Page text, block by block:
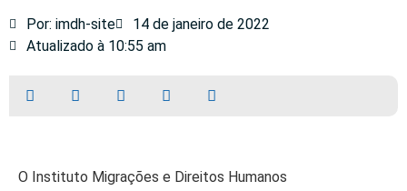
Por: imdh-site
14 de janeiro de 2022
Atualizado à 10:55 am
O Instituto Migrações e Direitos Humanos